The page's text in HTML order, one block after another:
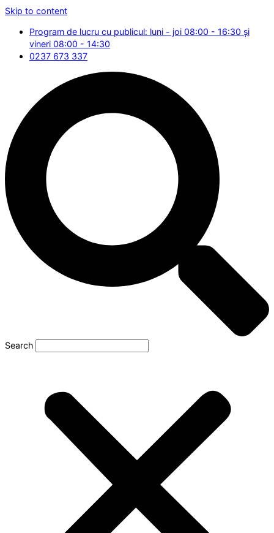
Skip to content
Program de lucru cu publicul: luni - joi 08:00 - 16:30 și
vineri 08:00 - 14:30
0237 673 337
Search